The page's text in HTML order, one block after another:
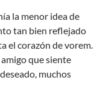
la menor idea de
tan bien reflejado
el corazón de vorem.
que siente
muchos